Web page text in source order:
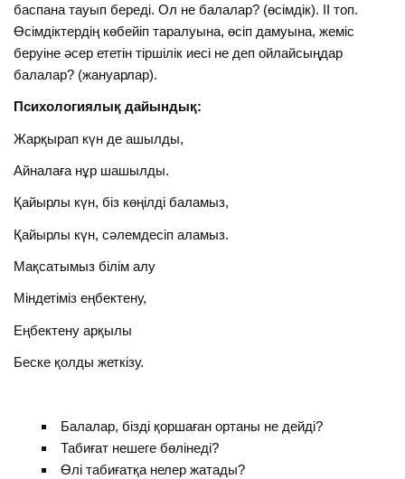
баспана тауып береді. Ол не балалар? (өсімдік). ІІ топ.
Өсімдіктердің көбейіп таралуына, өсіп дамуына, жеміс
беруіне әсер ететін тіршілік иесі не деп ойлайсыңдар
балалар? (жануарлар).
Психологиялық дайындық:
Жарқырап күн де ашылды,
Айналаға нұр шашылды.
Қайырлы күн, біз көңілді баламыз,
Қайырлы күн, сәлемдесіп аламыз.
Мақсатымыз білім алу
Міндетіміз еңбектену,
Еңбектену арқылы
Беске қолды жеткізу.
Балалар, бізді қоршаған ортаны не дейді?
Табиғат нешеге бөлінеді?
Өлі табиғатқа нелер жатады?